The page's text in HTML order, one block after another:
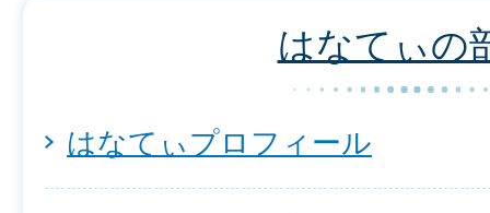
はなてぃの
はなてぃプロフィール